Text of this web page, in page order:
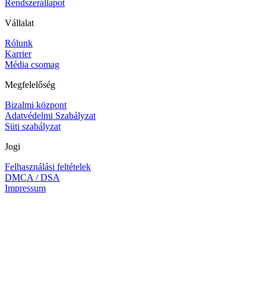
Rendszerállapot
Vállalat
Rólunk
Karrier
Média csomag
Megfelelőség
Bizalmi központ
Adatvédelmi Szabályzat
Süti szabályzat
Jogi
Felhasználási feltételek
DMCA / DSA
Impressum